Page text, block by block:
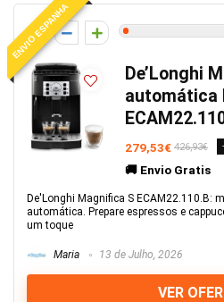
ENVIO ESPANHA
1
De’Longhi
automática
279,53€ 426,93€
🚚 Envio Gratis
De'Longhi Magnifica S ECAM22.110.B:
automática. Prepare espressos e
um toque
Maria 13 de Julho, 2026
VER